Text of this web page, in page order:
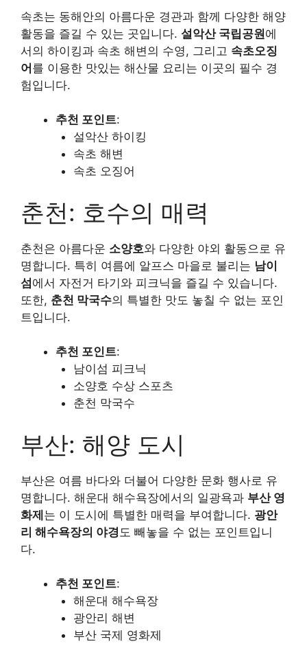
속초는 동해안의 아름다운 경관과 함께 다양한 해양
활동을 즐길 수 있는 곳입니다. 설악산 국립공원에
서의 하이킹과 속초 해변의 수영, 그리고 속초오징
어를 이용한 맛있는 해산물 요리는 이곳의 필수 경
험입니다.
추천 포인트:
설악산 하이킹
속초 해변
속초 오징어
춘천: 호수의 매력
춘천은 아름다운 소양호와 다양한 야외 활동으로 유
명합니다. 특히 여름에 알프스 마을로 불리는 남이
섬에서 자전거 타기와 피크닉을 즐길 수 있습니다.
또한, 춘천 막국수의 특별한 맛도 놓칠 수 없는 포인
트입니다.
추천 포인트:
남이섬 피크닉
소양호 수상 스포츠
춘천 막국수
부산: 해양 도시
부산은 여름 바다와 더불어 다양한 문화 행사로 유
명합니다. 해운대 해수욕장에서의 일광욕과 부산 영
화제는 이 도시에 특별한 매력을 부여합니다. 광안
리 해수욕장의 야경 도 빼놓을 수 없는 포인트입니
다.
추천 포인트:
해운대 해수욕장
광안리 해변
부산 국제 영화제